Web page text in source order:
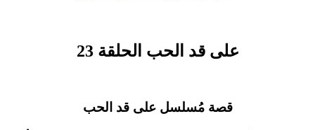
على قد الحب الحلقة 23
قصة مُسلسل على قد الحب